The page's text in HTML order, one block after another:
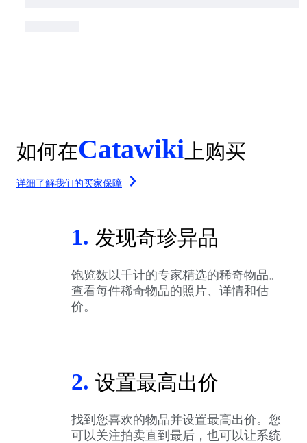
如何在Catawiki 上购买
详细了解我们的买家保障
1. 发现奇珍异品
饱览数以千计的专家精选的稀奇物品。
查看每件稀奇物品的照片、详情和估
价。
2. 设置最高出价
找到您喜欢的物品并设置最高出价。您
可以关注拍卖直到最后，也可以让系统